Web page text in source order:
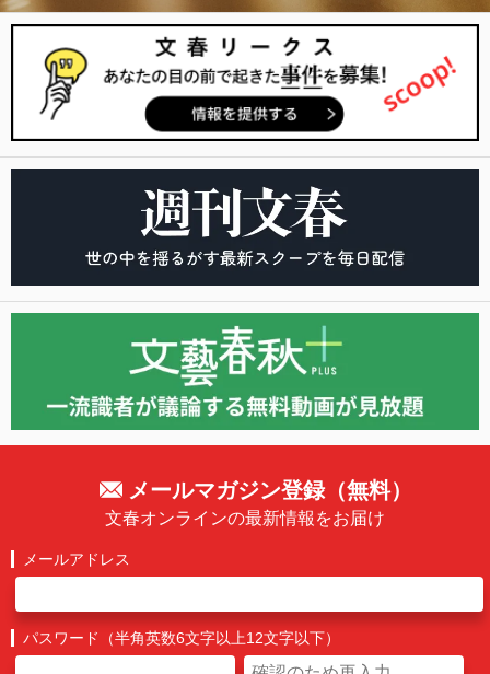
メールマガジン登録（無料）
文春オンラインの最新情報をお届け
メールアドレス
パスワード（半角英数6文字以上12文字以下）